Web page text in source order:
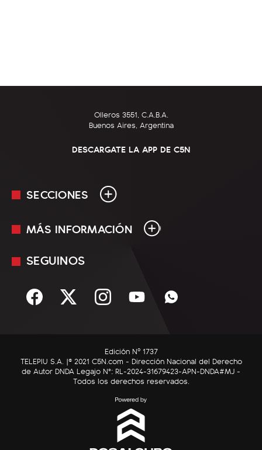
Olleros 3551, C.A.B.A.
Buenos Aires, Argentina
DESCARGATE LA APP DE C5N
SECCIONES
En Vivo
Sociedad
C5N Autos
RatingCero
MÁS INFORMACIÓN
Mediakit
Términos y condiciones
SEGUINOS
Edición Nº 1737
TELEPIU S.A. |© 2021 C5N.com - Dirección Nacional del Derecho
de Autor DNDA Legajo N°: RL-2024-31679423-APN-DNDA#MJ -
Todos los derechos reservados.